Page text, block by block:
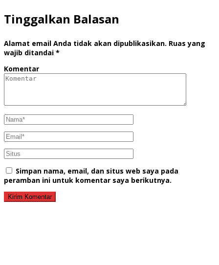
Tinggalkan Balasan
Alamat email Anda tidak akan dipublikasikan. Ruas yang
wajib ditandai *
Komentar
Simpan nama, email, dan situs web saya pada
peramban ini untuk komentar saya berikutnya.